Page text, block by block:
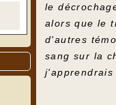
le
alors que le
d'autres
sang sur la
j'apprendrais